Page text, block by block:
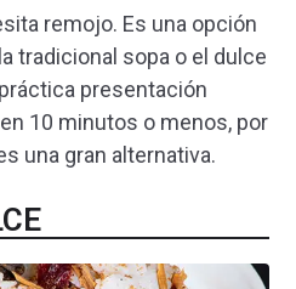
remojo. Es una opción
tradicional sopa o el dulce
presentación
10 minutos o menos, por
una gran alternativa.